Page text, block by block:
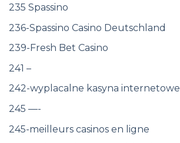
235 Spassino
236-Spassino Casino Deutschland
239-Fresh Bet Casino
241 –
242-wyplacalne kasyna internetowe
245 —-
245-meilleurs casinos en ligne